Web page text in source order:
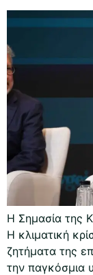
Η Σημασία της
Η κλιματική
ζητήματα της
την παγκόσμια